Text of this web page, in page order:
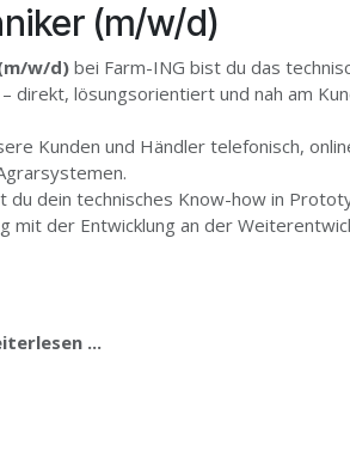
(m/w/d)
w/d) bei Farm-ING bist du das
direkt, lösungsorientiert und nah am
Kunden und Händler telefonisch,
du dein technisches Know-how in
mit der Entwicklung an der
...